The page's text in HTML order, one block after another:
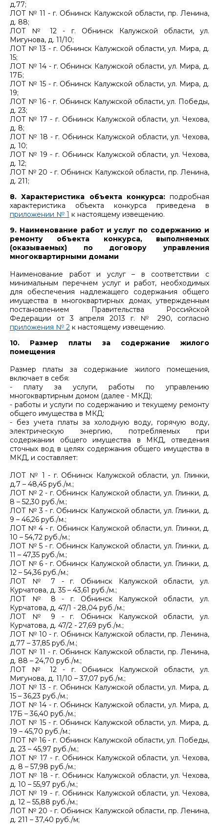
д.77;
ЛОТ № 11 - г. Обнинск Калужской области, пр. Ленина,
д. 88;
ЛОТ № 12 - г. Обнинск Калужской области, ул.
Мигунова, д. 11/10;
ЛОТ № 13 - г. Обнинск Калужской области, ул. Мира, д.
15;
ЛОТ № 14 - г. Обнинск Калужской области, ул. Мира, д.
17Б;
ЛОТ № 15 - г. Обнинск Калужской области, ул. Мира, д.
19;
ЛОТ № 16 - г. Обнинск Калужской области, ул. Победы,
д. 23;
ЛОТ № 17 - г. Обнинск Калужской области, ул. Чехова,
д. 8;
ЛОТ № 18 - г. Обнинск Калужской области, ул. Чехова,
д. 10;
ЛОТ № 19 - г. Обнинск Калужской области, ул. Чехова,
д. 12;
ЛОТ № 20 - г. Обнинск Калужской области, пр. Ленина,
д. 211;
8. Характеристика объекта конкурса:подробная
характеристика объекта конкурса приведена в
приложении № 1 к настоящему извещению.
9. Наименование работ и услуг по содержанию и
ремонту объекта конкурса, выполняемых
(оказываемых) по договору управления
многоквартирными домами
Наименование работ и услуг – в соответствии с
минимальным перечнем услуг и работ, необходимых
для обеспечения надлежащего содержания общего
имущества в многоквартирных домах, утвержденным
постановлением Правительства Российской
Федерации от 3 апреля 2013 г. № 290, согласно
приложения № 2 к настоящему извещению.
10. Размер платы за содержание жилого
помещения
Размер платы за содержание жилого помещения,
включает в себя:
- плату за услуги, работы по управлению
многоквартирным домом (далее - МКД);
- работы и услуги по содержанию и текущему ремонту
общего имущества в МКД;
- без учета платы за холодную воду, горячую воду,
электрическую энергию, потребляемых при
содержании общего имущества в МКД, отведения
сточных вод в целях содержания общего имущества в
МКД, и составляет:
ЛОТ № 1 - г. Обнинск Калужской области, ул. Глинки,
д.7 – 48,45 руб./м.;
ЛОТ № 2 - г. Обнинск Калужской области, ул. Глинки, д.
8 – 52,30 руб./м.;
ЛОТ № 3 - г. Обнинск Калужской области, ул. Глинки, д.
9 – 46,26 руб./м.;
ЛОТ № 4 - г. Обнинск Калужской области, ул. Глинки, д.
10 – 54,72 руб./м.;
ЛОТ № 5 - г. Обнинск Калужской области, ул. Глинки, д.
11 – 47,35 руб./м.;
ЛОТ № 6 - г. Обнинск Калужской области, ул. Глинки, д.
12 – 54,36 руб./м.;
ЛОТ № 7 - г. Обнинск Калужской области, ул.
Курчатова, д. 35 – 43,61 руб./м.;
ЛОТ № 8 - г. Обнинск Калужской области, ул.
Курчатова, д. 47/1 - 28,04 руб./м.;
ЛОТ № 9 - г. Обнинск Калужской области, ул.
Курчатова, д. 47/2 - 27,69 руб./м.;
ЛОТ № 10 - г. Обнинск Калужской области, пр. Ленина,
д.77 – 37,85 руб./м.;
ЛОТ № 11 - г. Обнинск Калужской области, пр. Ленина,
д. 88 – 24,70 руб./м.;
ЛОТ № 12 - г. Обнинск Калужской области, ул.
Мигунова, д. 11/10 – 37,07 руб./м.;
ЛОТ № 13 - г. Обнинск Калужской области, ул. Мира, д.
15 – 36,23 руб./м.;
ЛОТ № 14 - г. Обнинск Калужской области, ул. Мира, д.
17Б – 36,40 руб./м.;
ЛОТ № 15 - г. Обнинск Калужской области, ул. Мира, д.
19 – 45,70 руб./м.;
ЛОТ № 16 - г. Обнинск Калужской области, ул. Победы,
д. 23 – 45,97 руб./м.;
ЛОТ № 17 - г. Обнинск Калужской области, ул. Чехова,
д. 8 – 57,98 руб./м.;
ЛОТ № 18 - г. Обнинск Калужской области, ул. Чехова,
д. 10 – 55,97 руб./м.;
ЛОТ № 19 - г. Обнинск Калужской области, ул. Чехова,
д. 12 – 55,88 руб./м.;
ЛОТ № 20 - г. Обнинск Калужской области, пр. Ленина,
д. 211 – 37,40 руб./м;